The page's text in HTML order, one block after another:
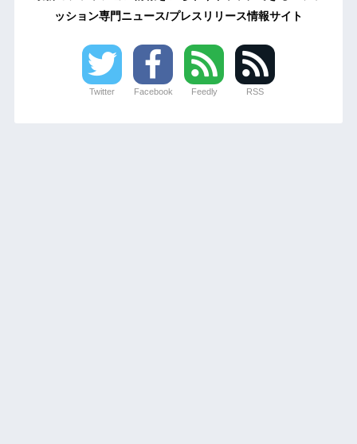
ッション専門ニュース/プレスリリース情報サイト
Twitter Facebook Feedly RSS